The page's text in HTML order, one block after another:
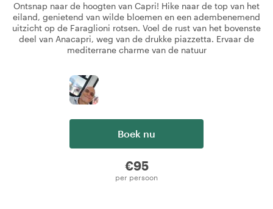
Ontsnap naar de hoogten van Capri! Hike naar de top van het
eiland, genietend van wilde bloemen en een adembenemend
uitzicht op de Faraglioni rotsen. Voel de rust van het bovenste
deel van Anacapri, weg van de drukke piazzetta. Ervaar de
mediterrane charme van de natuur
Boek nu
€95
per persoon